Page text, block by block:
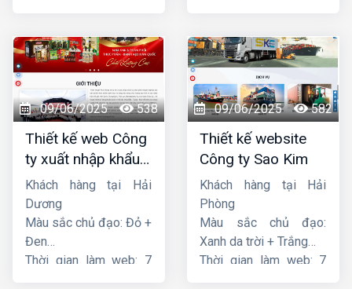
09/06/2025 538
Thiết kế web Công
ty xuất nhập khẩu
Thiên Thuận Phát
Khách hàng tại Hải
Dương
Màu sắc chủ đạo: Đỏ +
Đen
Thời gian làm web: 7
09/06/2025 582
Thiết kế website
Công ty Sao Kim
Khách hàng tại Hải
Phòng
Màu sắc chủ đạo:
Xanh da trời + Trắng
Thời gian làm web: 7